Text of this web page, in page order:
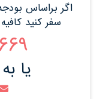
اگر براساس
سفر کنید
021
یا